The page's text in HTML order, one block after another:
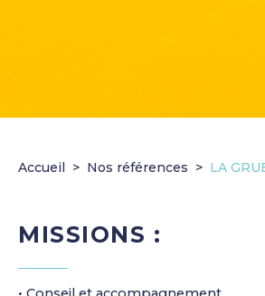
Accueil Nos références LA
MISSIONS :